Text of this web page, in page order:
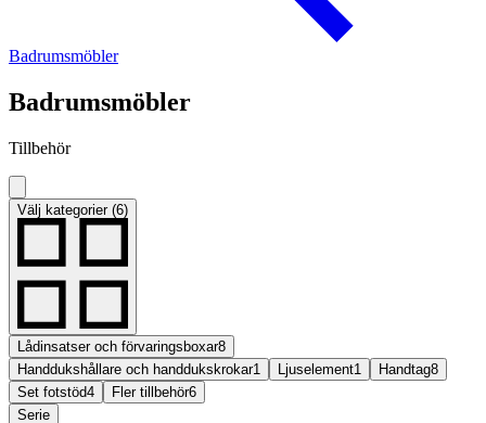
Badrumsmöbler
Badrumsmöbler
Tillbehör
Välj kategorier (6)
Lådinsatser och förvaringsboxar8
Handdukshållare och handdukskrokar1 Ljuselement1 Handtag8
Set fotstöd4 Fler tillbehör6
Serie